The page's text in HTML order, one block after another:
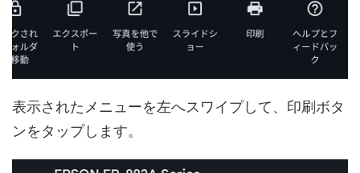
表示されたメニューを左へスワイプして、印刷ボタ
ンをタップします。